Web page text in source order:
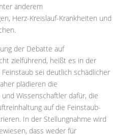
anderem
Herz-Kreislauf-Krankheiten und
der Debatte auf
zielführend, heißt es in der
sei deutlich schädlicher
plädieren die
Wissenschaftler dafür, die
auf die Feinstaub-
In der Stellungnahme wird
dass weder für